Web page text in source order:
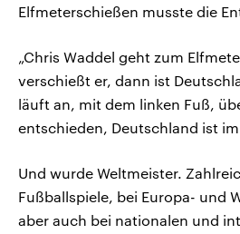
Elfmeterschießen musste die
„Chris Waddel geht zum
verschießt er, dann ist
läuft an, mit dem linken Fuß,
entschieden, Deutschland ist im
Und wurde Weltmeister.
Fußballspiele, bei Europa- und
aber auch bei nationalen und